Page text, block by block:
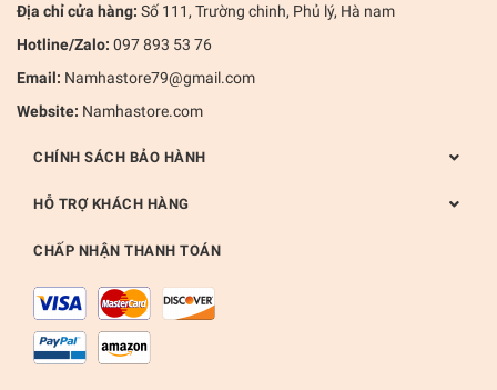
Địa chỉ cửa hàng: Số 111, Trường chinh, Phủ lý, Hà nam
Hotline/Zalo: 097 893 53 76
Email: Namhastore79@gmail.com
Website: Namhastore.com
CHÍNH SÁCH BẢO HÀNH
HỖ TRỢ KHÁCH HÀNG
CHẤP NHẬN THANH TOÁN